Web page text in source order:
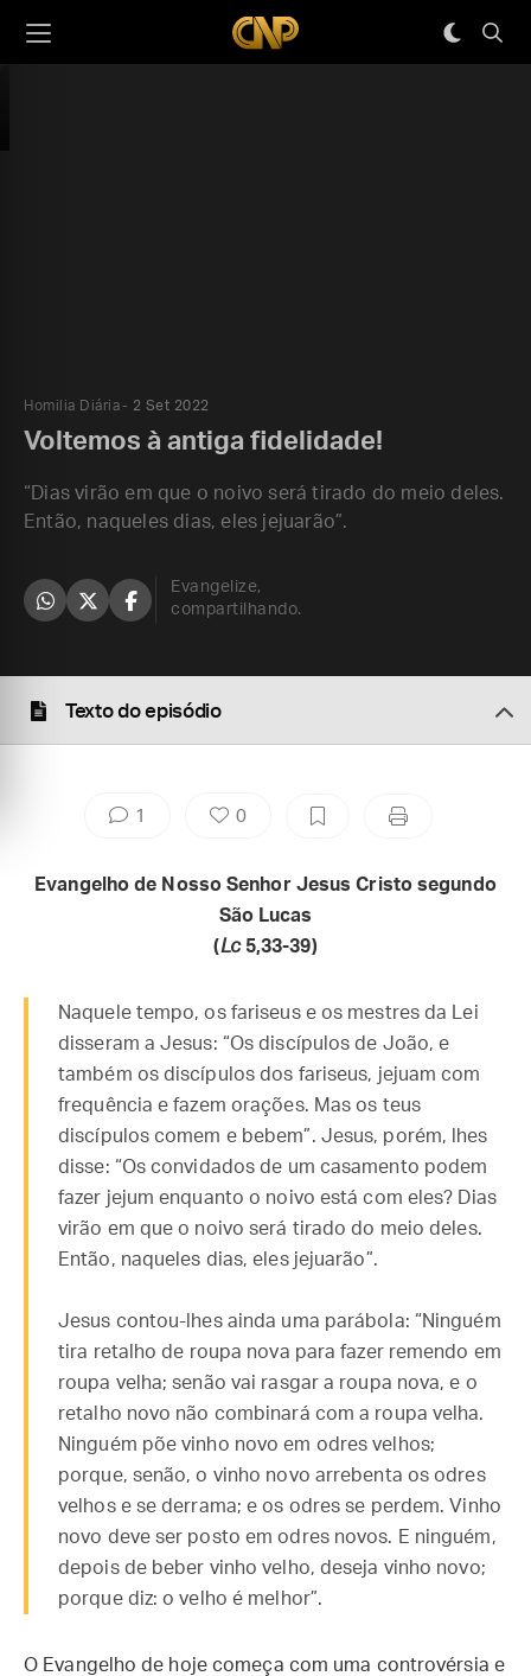
Homilia Diária 2 Set 2022
Voltemos à antiga fidelidade!
“Dias virão em que o noivo será tirado do meio deles.
Então, naqueles dias, eles jejuarão”.
Evangelize,
compartilhando.
Texto do episódio
1 0
Evangelho de Nosso Senhor Jesus Cristo segundo
São Lucas
(Lc5,33-39)
Naquele tempo, os fariseus e os mestres da Lei
disseram a Jesus: “Os discípulos de João, e
também os discípulos dos fariseus, jejuam com
frequência e fazem orações. Mas os teus
discípulos comem e bebem”. Jesus, porém, lhes
disse: “Os convidados de um casamento podem
fazer jejum enquanto o noivo está com eles? Dias
virão em que o noivo será tirado do meio deles.
Então, naqueles dias, eles jejuarão”.
Jesus contou-lhes ainda uma parábola: “Ninguém
tira retalho de roupa nova para fazer remendo em
roupa velha; senão vai rasgar a roupa nova, e o
retalho novo não combinará com a roupa velha.
Ninguém põe vinho novo em odres velhos;
porque, senão, o vinho novo arrebenta os odres
velhos e se derrama; e os odres se perdem. Vinho
novo deve ser posto em odres novos. E ninguém,
depois de beber vinho velho, deseja vinho novo;
porque diz: o velho é melhor”.
O Evangelho de hoje começa com uma controvérsia e